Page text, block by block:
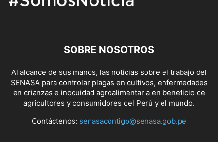
SOBRE NOSOTROS
Al alcance de sus manos, las noticias sobre el trabajo del
SENASA para controlar plagas en cultivos, enfermedades
en crianzas e inocuidad agroalimentaria en beneficio de
agricultores y consumidores del Perú y el mundo.
Contáctenos: senasacontigo@senasa.gob.pe